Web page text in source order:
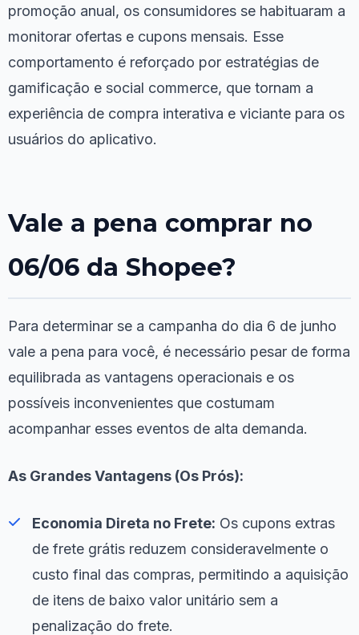
promoção anual, os consumidores se habituaram a
monitorar ofertas e cupons mensais. Esse
comportamento é reforçado por estratégias de
gamificação e social commerce, que tornam a
experiência de compra interativa e viciante para os
usuários do aplicativo.
Vale a pena comprar no
06/06 da Shopee?
Para determinar se a campanha do dia 6 de junho
vale a pena para você, é necessário pesar de forma
equilibrada as vantagens operacionais e os
possíveis inconvenientes que costumam
acompanhar esses eventos de alta demanda.
As Grandes Vantagens (Os Prós):
Economia Direta no Frete: Os cupons extras
de frete grátis reduzem consideravelmente o
custo final das compras, permitindo a aquisição
de itens de baixo valor unitário sem a
penalização do frete.